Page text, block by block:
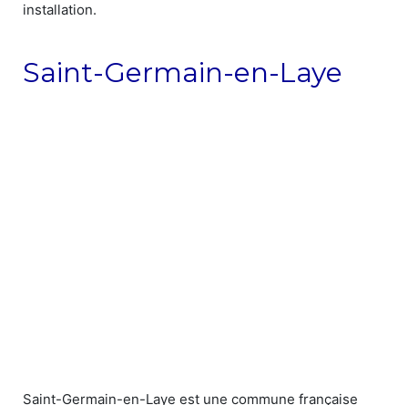
installation.
Saint-Germain-en-Laye
Saint-Germain-en-Laye est une commune française